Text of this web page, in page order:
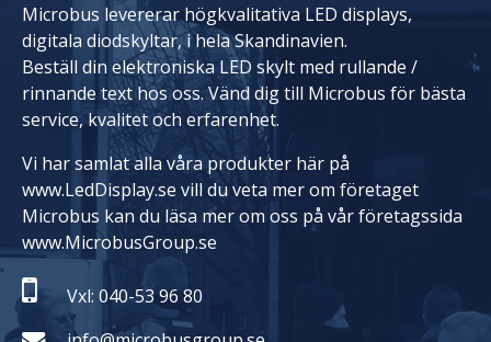
Microbus levererar högkvalitativa LED displays,
digitala diodskyltar, i hela Skandinavien.
Beställ din elektroniska LED skylt med rullande /
rinnande text hos oss. Vänd dig till Microbus för bästa
service, kvalitet och erfarenhet.
Vi har samlat alla våra produkter här på
www.LedDisplay.se vill du veta mer om företaget
Microbus kan du läsa mer om oss på vår företagssida
www.MicrobusGroup.se
Vxl: 040-53 96 80